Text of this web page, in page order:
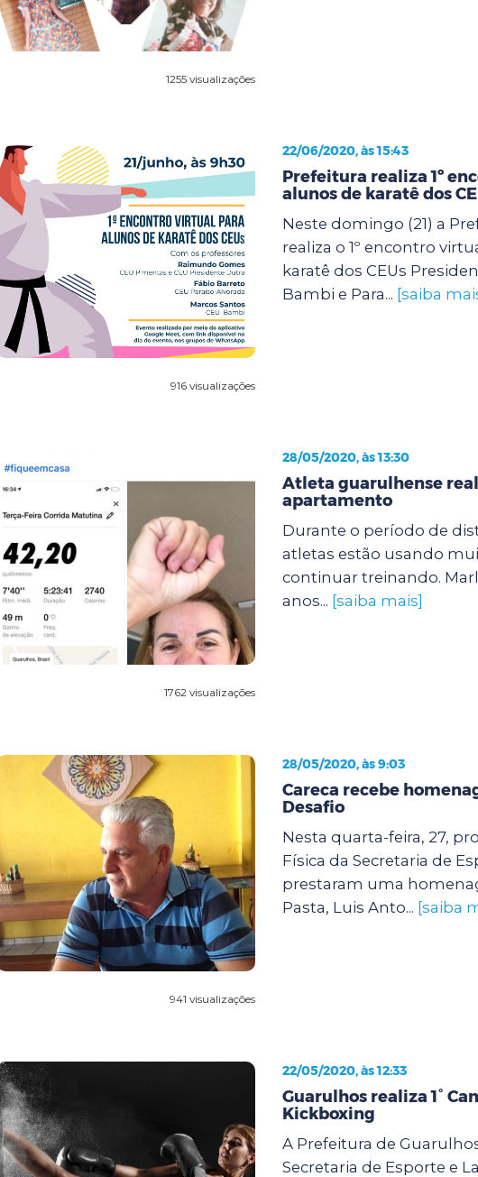
1255 visualizações
916 visualizações
22/06/2020, às 15:43
Prefeitura realiza 1º
alunos de karatê dos
Neste domingo (21) a
realiza o 1º encontro
karatê dos CEUs
Bambi e Para... [saiba
1762 visualizações
28/05/2020, às 13:30
Atleta guarulhense
apartamento
Durante o período de
atletas estão usando
continuar treinando.
anos... [saiba mais]
941 visualizações
28/05/2020, às 9:03
Careca recebe
Desafio
Nesta quarta-feira, 27,
Física da Secretaria de
prestaram uma
Pasta, Luis Anto... [saiba
22/05/2020, às 12:33
Guarulhos realiza 1°
Kickboxing
A Prefeitura de
Secretaria de Esporte e